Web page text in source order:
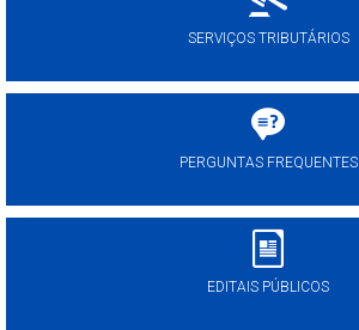
SERVIÇOS TRIBUTÁRIOS
PERGUNTAS FREQUENTES
EDITAIS PÚBLICOS